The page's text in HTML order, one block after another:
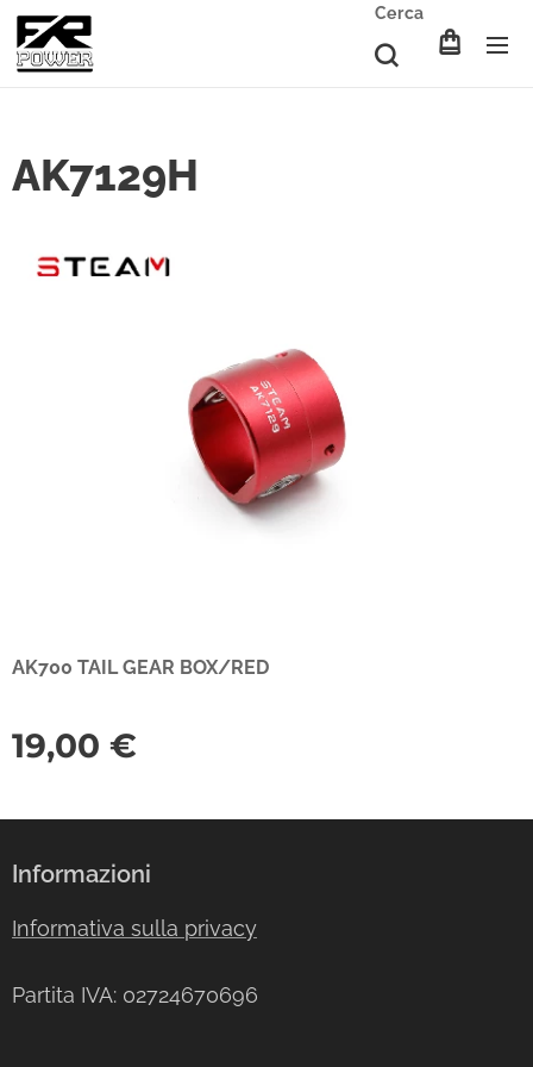
Cerca
AK7129H
AK700 TAIL GEAR BOX/RED
19,00 €
Informazioni
Informativa sulla privacy
Partita IVA: 02724670696